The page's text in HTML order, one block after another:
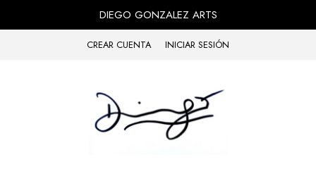
DIEGO GONZALEZ ARTS
CREAR CUENTA INICIAR SESIÓN